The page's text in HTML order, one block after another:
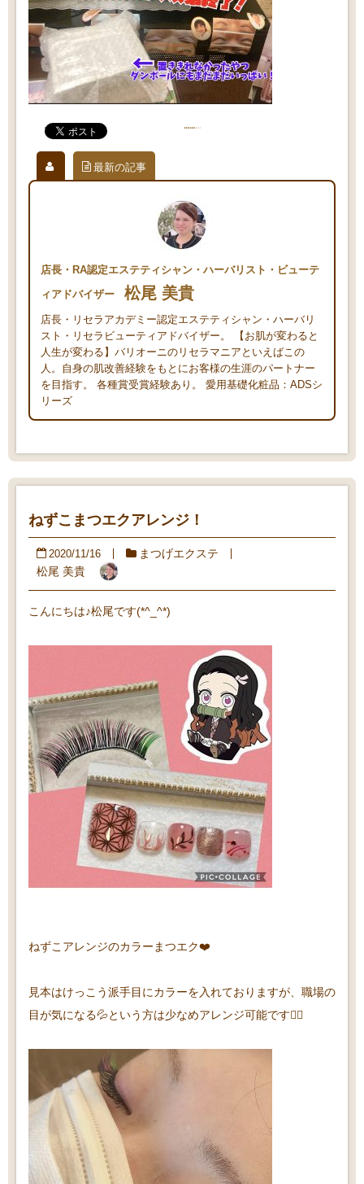
最新の記事
店長・RA認定エステティシャン・ハーバリスト・ビューテ
ィアドバイザー
松尾 美貴
店長・リセラアカデミー認定エステティシャン・ハーバリ
スト・リセラビューティアドバイザー。 【お肌が変わると
人生が変わる】バリオーニのリセラマニアといえばこの
人。自身の肌改善経験をもとにお客様の生涯のパートナー
を目指す。 各種賞受賞経験あり。 愛用基礎化粧品：ADSシ
リーズ
ねずこまつエクアレンジ！
2020/11/16
まつげエクステ
松尾 美貴
こんにちは♪松尾です(*^_^*)
ねずこアレンジのカラーまつエク❤️
見本はけっこう派手目にカラーを入れておりますが、職場の
目が気になる💦という方は少なめアレンジ可能です💁‍♀️